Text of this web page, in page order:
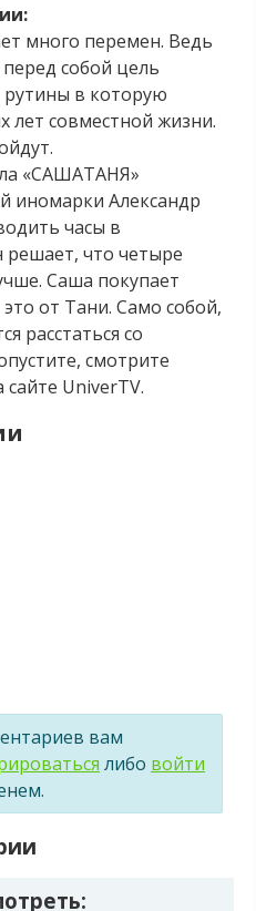
много перемен. Ведь
собой цель
в которую
лет совместной жизни.
«САШАТАНЯ»
иномарки Александр
часы в
решает, что четыре
Саша покупает
от Тани. Само собой,
расстаться со
смотрите
UniverTV.
вам
либо войти